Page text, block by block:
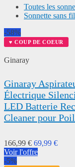
Toutes les
Sonnette sans
-58%
♥ COUP DE COEUR
Ginaray
Ginaray
Électrique
LED Batterie
Cleaner pour
166,99 € 69,99 €
Voir l'offre
-5%